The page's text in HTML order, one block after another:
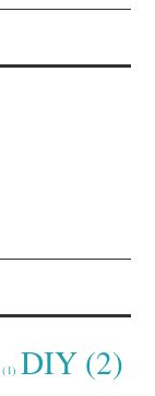
(1) DIY (2)